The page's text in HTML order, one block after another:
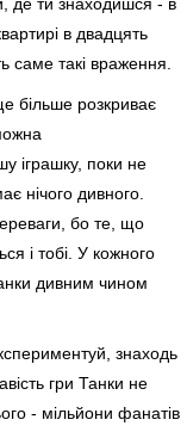
де ти знаходишся - в
в двадцять
саме такі враження.
більше розкриває
іграшку, поки не
нічого дивного.
бо те, що
і тобі. У кожного
дивним чином
знаходь
гри Танки не
- мільйони фанатів